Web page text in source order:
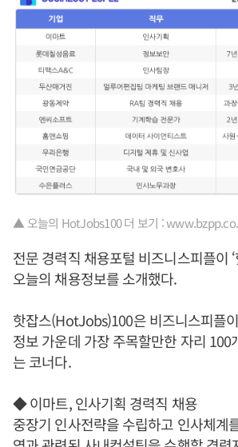
▲ 오늘의 HotJobs100 더 보기 :
전문 경력직 채용포털 비즈니스피플이
오늘의 채용정보를 소개했다.
핫잡스(HotJobs)100은 비즈니스피플
정보 가운데 가장 주목할만한 자리 100
는 코너다.
◆ 이마트, 인사기획 경력직 채용
중장기 인사전략을 수립하고 인사체계